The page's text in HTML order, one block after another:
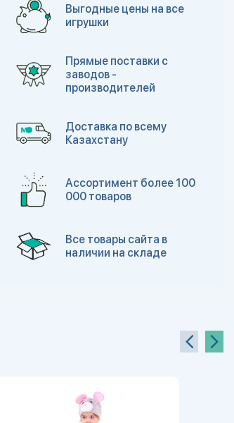
Выгодные цены на все
игрушки
Прямые поставки с
заводов -
производителей
Доставка по всему
Казахстану
Ассортимент более 100
000 товаров
Все товары сайта в
наличии на складе